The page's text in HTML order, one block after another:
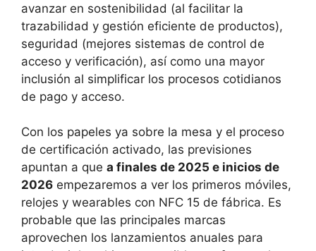
avanzar en sostenibilidad (al facilitar la
trazabilidad y gestión eficiente de productos),
seguridad (mejores sistemas de control de
acceso y verificación), así como una mayor
inclusión al simplificar los procesos cotidianos
de pago y acceso.
Con los papeles ya sobre la mesa y el proceso
de certificación activado, las previsiones
apuntan a que a finales de 2025 e inicios de
2026 empezaremos a ver los primeros móviles,
relojes y wearables con NFC 15 de fábrica. Es
probable que las principales marcas
aprovechen los lanzamientos anuales para